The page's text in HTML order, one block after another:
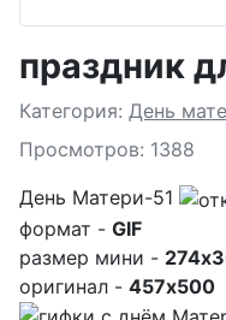
праздник
Подробности
Категория: День
Просмотров: 1388
День Матери-51
формат - GIF
размер мини -
оригинал - 457x500